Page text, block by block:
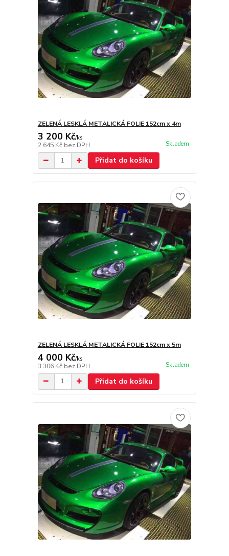
ZELENÁ LESKLÁ METALICKÁ FOLIE 152cm x 4m
3 200 Kč/ks
2 645 Kč bez DPH Skladem
Přidat do košíku
ZELENÁ LESKLÁ METALICKÁ FOLIE 152cm x 5m
4 000 Kč/ks
3 306 Kč bez DPH Skladem
Přidat do košíku